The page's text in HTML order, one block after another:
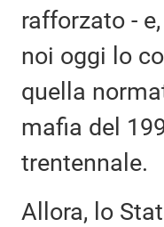
rafforzato -
noi oggi lo
quella
mafia del
trentennale.
Allora, lo